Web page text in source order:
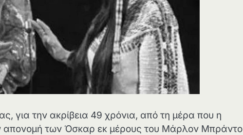
για την ακρίβεια 49 χρόνια, από τη μέρα που η
απονομή των Όσκαρ εκ μέρους του Μάρλον Μπράντο